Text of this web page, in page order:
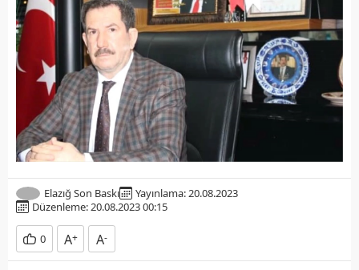
Elazığ Son Baskı
Yayınlama: 20.08.2023
Düzenleme: 20.08.2023 00:15
0 A+ A-